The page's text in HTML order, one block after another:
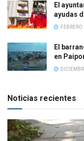
El
ayudas
El
en
Noticias recientes